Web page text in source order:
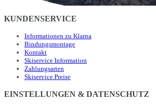
KUNDENSERVICE
Informationen zu Klarna
Bindungsmontage
Kontakt
Skiservice Information
Zahlungsarten
Skiservice Preise
EINSTELLUNGEN & DATENSCHUTZ